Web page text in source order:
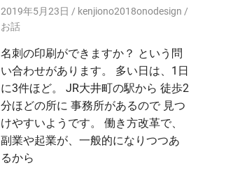
2019年5月23日
kenjiono2018onodesign
お話
名刺の印刷ができますか？ という問
い合わせがあります。 多い日は、1日
に3件ほど。 JR大井町の駅から 徒歩2
分ほどの所に 事務所があるので 見つ
けやすいようです。 働き方改革で、
副業や起業が、一般的になりつつあ
るから